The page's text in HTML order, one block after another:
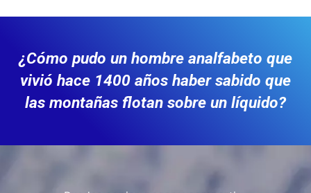
¿Cómo pudo un hombre analfabeto que
vivió hace 1400 años haber sabido que
las montañas flotan sobre un líquido?